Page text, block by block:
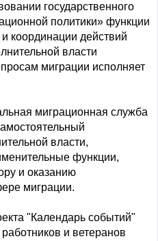
государственного
политики» функции
координации действий
власти
миграции исполняет
миграционная служба
власти,
функции,
и оказанию
миграции.
"Календарь событий"
и ветеранов